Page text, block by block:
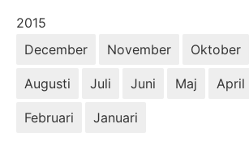
År:
2015
December
November Oktober
Augusti Juli Juni Maj April
Februari Januari